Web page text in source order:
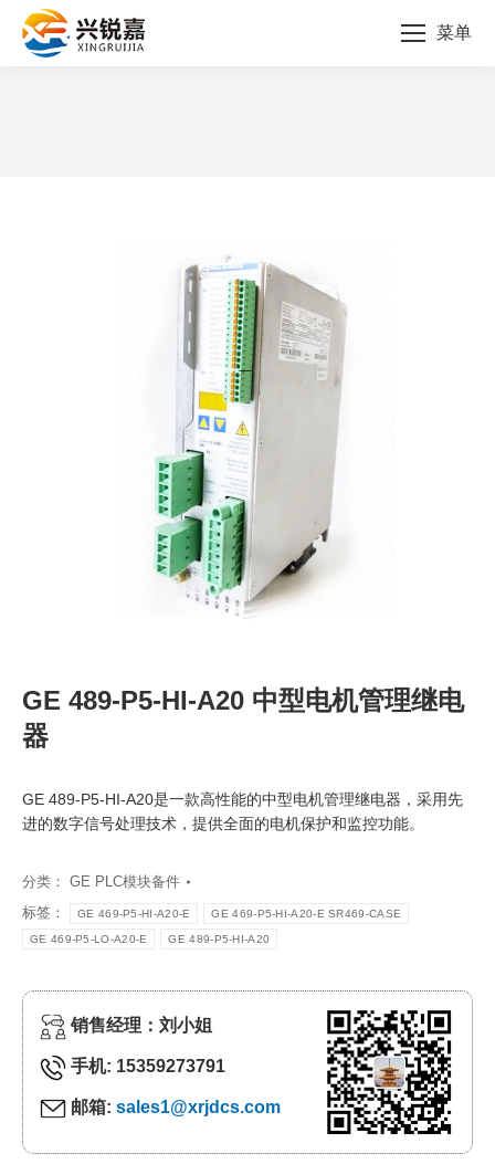
菜单
GE 489-P5-HI-A20 中型电机管理继电
器
GE 489-P5-HI-A20是一款高性能的中型电机管理继电器，采用先
进的数字信号处理技术，提供全面的电机保护和监控功能。
分类： GE PLC模块备件
标签：
GE 469-P5-HI-A20-E GE 469-P5-HI-A20-E SR469-CASE
GE 469-P5-LO-A20-E GE 489-P5-HI-A20
销售经理：刘小姐
手机: 15359273791
邮箱: sales1@xrjdcs.com